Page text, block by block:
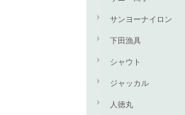
サンヨーナイロン
下田漁具
シャウト
ジャッカル
人徳丸